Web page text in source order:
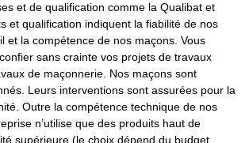
et de qualification comme la Qualibat et
et qualification indiquent la fiabilité de nos
et la compétence de nos maçons. Vous
sans crainte vos projets de travaux
de maçonnerie. Nos maçons sont
Leurs interventions sont assurées pour la
Outre la compétence technique de nos
n’utilise que des produits haut de
supérieure (le choix dépend du budget